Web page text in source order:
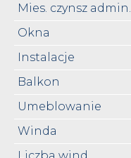
Mies. czynsz admin.
Okna
Instalacje
Balkon
Umeblowanie
Winda